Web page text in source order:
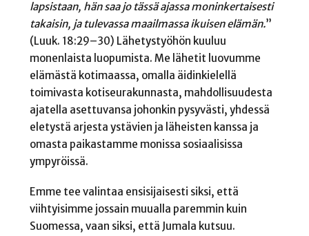
lapsistaan, hän saa jo tässä ajassa moninkertaisesti
takaisin, ja tulevassa maailmassa ikuisen elämän.”
(Luuk. 18:29–30) Lähetystyöhön kuuluu
monenlaista luopumista. Me lähetit luovumme
elämästä kotimaassa, omalla äidinkielellä
toimivasta kotiseurakunnasta, mahdollisuudesta
ajatella asettuvansa johonkin pysyvästi, yhdessä
eletystä arjesta ystävien ja läheisten kanssa ja
omasta paikastamme monissa sosiaalisissa
ympyröissä.
Emme tee valintaa ensisijaisesti siksi, että
viihtyisimme jossain muualla paremmin kuin
Suomessa, vaan siksi, että Jumala kutsuu.